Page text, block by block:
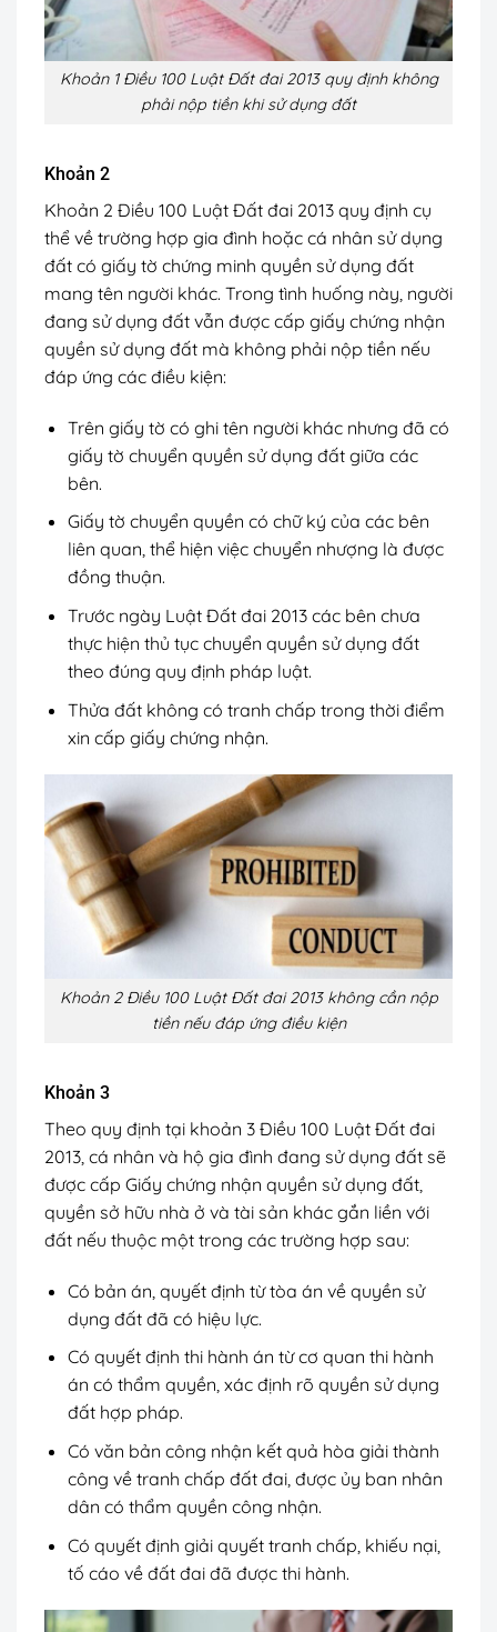
Khoản 1 Điều 100 Luật Đất đai 2013 quy định không
phải nộp tiền khi sử dụng đất
Khoản 2
Khoản 2 Điều 100 Luật Đất đai 2013 quy định cụ
thể về trường hợp gia đình hoặc cá nhân sử dụng
đất có giấy tờ chứng minh quyền sử dụng đất
mang tên người khác. Trong tình huống này, người
đang sử dụng đất vẫn được cấp giấy chứng nhận
quyền sử dụng đất mà không phải nộp tiền nếu
đáp ứng các điều kiện:
Trên giấy tờ có ghi tên người khác nhưng đã có
giấy tờ chuyển quyền sử dụng đất giữa các
bên.
Giấy tờ chuyển quyền có chữ ký của các bên
liên quan, thể hiện việc chuyển nhượng là được
đồng thuận.
Trước ngày Luật Đất đai 2013 các bên chưa
thực hiện thủ tục chuyển quyền sử dụng đất
theo đúng quy định pháp luật.
Thửa đất không có tranh chấp trong thời điểm
xin cấp giấy chứng nhận.
Khoản 2 Điều 100 Luật Đất đai 2013 không cần nộp
tiền nếu đáp ứng điều kiện
Khoản 3
Theo quy định tại khoản 3 Điều 100 Luật Đất đai
2013, cá nhân và hộ gia đình đang sử dụng đất sẽ
được cấp Giấy chứng nhận quyền sử dụng đất,
quyền sở hữu nhà ở và tài sản khác gắn liền với
đất nếu thuộc một trong các trường hợp sau:
Có bản án, quyết định từ tòa án về quyền sử
dụng đất đã có hiệu lực.
Có quyết định thi hành án từ cơ quan thi hành
án có thẩm quyền, xác định rõ quyền sử dụng
đất hợp pháp.
Có văn bản công nhận kết quả hòa giải thành
công về tranh chấp đất đai, được ủy ban nhân
dân có thẩm quyền công nhận.
Có quyết định giải quyết tranh chấp, khiếu nại,
tố cáo về đất đai đã được thi hành.